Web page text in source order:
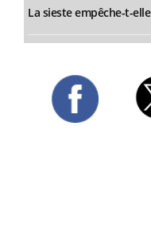
La sieste empêche-t-